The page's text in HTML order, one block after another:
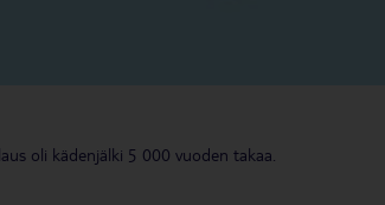
oli kädenjälki 5 000 vuoden takaa.